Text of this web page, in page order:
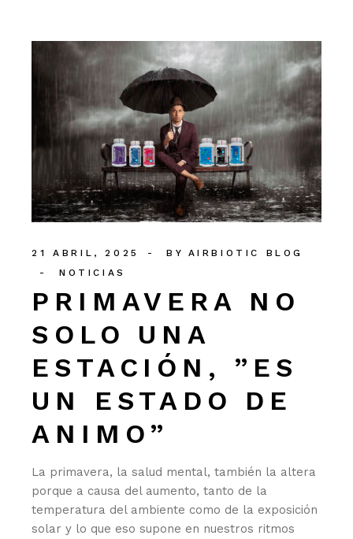
21 ABRIL, 2025 BY
AIRBIOTIC BLOG
NOTICIAS
PRIMAVERA NO
SOLO UNA
ESTACIÓN, ”ES
UN ESTADO DE
ANIMO”
La primavera, la salud mental, también la altera
porque a causa del aumento, tanto de la
temperatura del ambiente como de la exposición
solar y lo que eso supone en nuestros ritmos